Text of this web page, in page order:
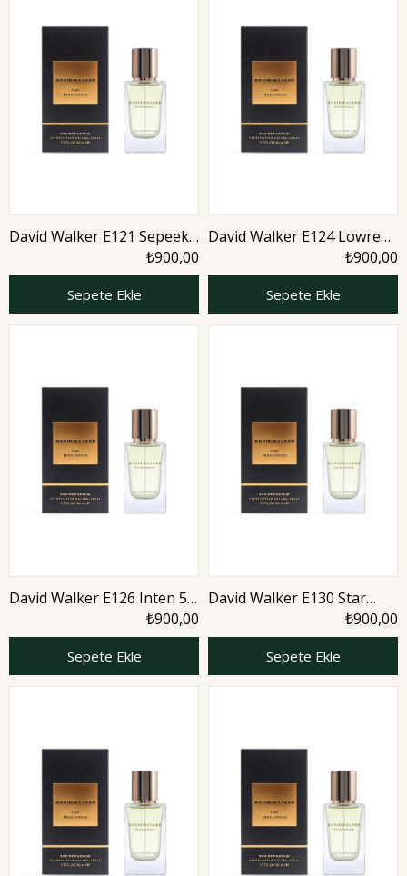
David Walker E121 Sepeek
50 ml Erkek Parfüm |
Aromatic
₺900,00
Sepete Ekle
David Walker E124 Lowrenc
50 ml Erkek Parfüm | Citrus
₺900,00
Sepete Ekle
David Walker E126 Inten 50
ml Erkek Parfüm | Aromatic
₺900,00
Sepete Ekle
David Walker E130 Star
Mod 50 ml Erkek Parfüm |
Aromatic
₺900,00
Sepete Ekle